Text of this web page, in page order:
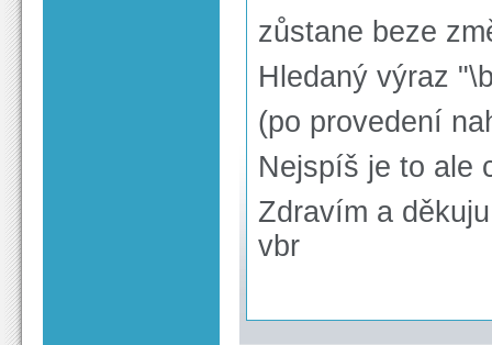
zůstane beze
Hledaný výraz
(po provedení
Nejspíš je to ale
Zdravím a
vbr